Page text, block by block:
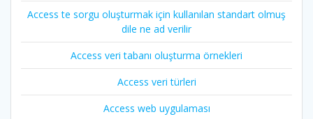
Access te sorgu oluşturmak için kullanılan standart olmuş
dile ne ad verilir
Access veri tabanı oluşturma örnekleri
Access veri türleri
Access web uygulaması